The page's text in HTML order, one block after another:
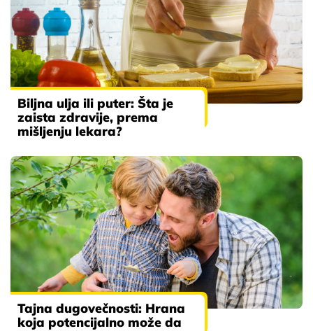
Biljna ulja ili puter: Šta je
zaista zdravije, prema
mišljenju lekara?
Tajna dugovečnosti: Hrana
koja potencijalno može da